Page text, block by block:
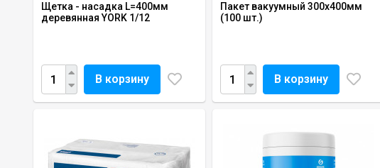
Щетка - насадка L=400мм
деревянная YORK 1/12
В корзину
Пакет вакуумный 300x400мм
(100 шт.)
В корзину